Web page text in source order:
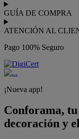
GUÍA DE COMPRA
ATENCIÓN AL
Pago 100% Seguro
¡Nueva app!
Conforama,
decoración y